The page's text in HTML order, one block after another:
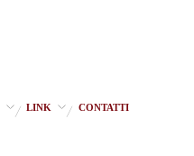
LINK CONTATTI